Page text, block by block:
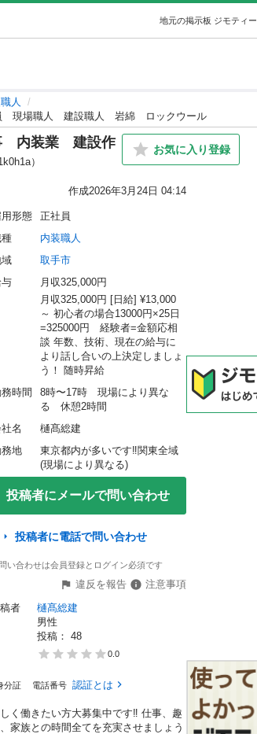
地元の掲示板 ジモティー
人
現場職人 建設職人 岩綿 ロックウール
内装業 建設作
）
お気に入り登録
作成2026年3月24日 04:14
用形態
正社員
内装職人
取手市
月収325,000円
月収325,000円 [日給] ¥13,000
～ 初心者の場合13000円×25日
=325000円　経験者=金額応相
談 年数、技術、現在の給与に
より話し合いの上決定しましょ
う！ 随時昇給
時間
8時〜17時　現場により異な
る　休憩2時間
名
樋髙総建
地
東京都内が多いです‼️関東全域
(現場により異なる)
投稿者にメールで問い合わせ
投稿者に電話で問い合わせ
い合わせは会員登録とログイン必須です
違反を報告
注意事項
者
樋髙総建
男性
投稿： 48
0.0
分証 電話番号 認証とは
く働きたい方大募集中です‼︎ 仕事、趣
家族との時間全てを充実させましょう